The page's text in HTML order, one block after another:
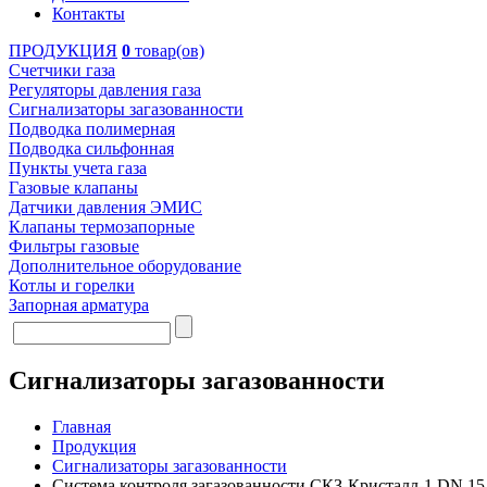
Контакты
ПРОДУКЦИЯ 0 товар(ов)
Счетчики газа
Регуляторы давления газа
Сигнализаторы загазованности
Подводка полимерная
Подводка сильфонная
Пункты учета газа
Газовые клапаны
Датчики давления ЭМИС
Клапаны термозапорные
Фильтры газовые
Дополнительное оборудование
Котлы и горелки
Запорная арматура
Сигнализаторы загазованности
Главная
Продукция
Сигнализаторы загазованности